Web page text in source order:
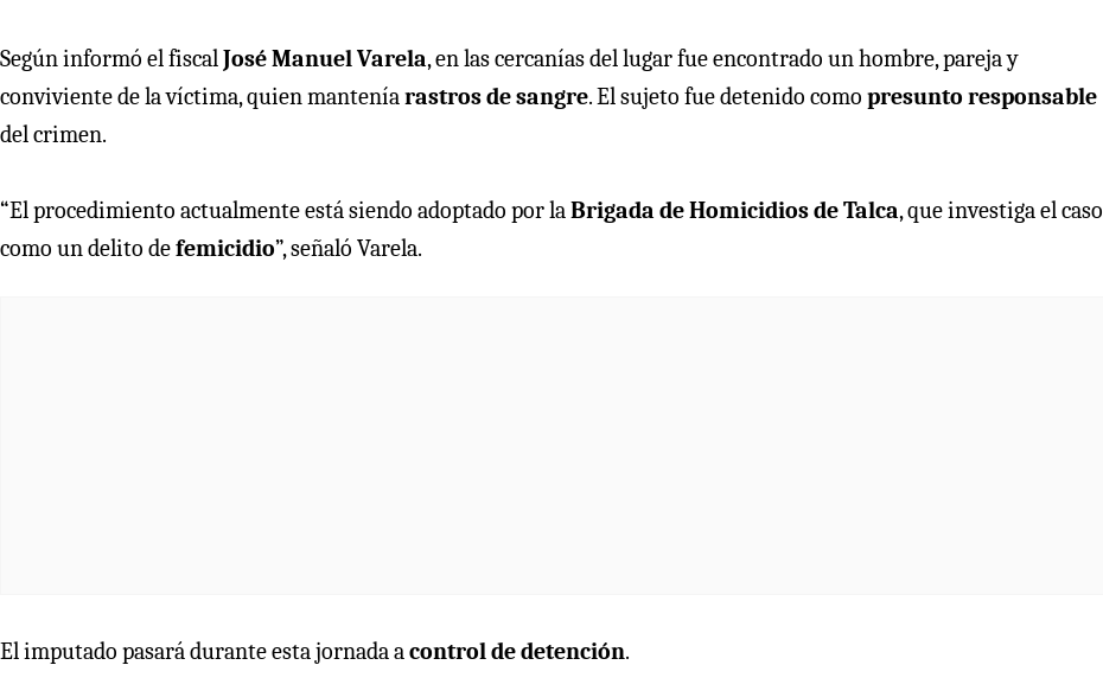
Según informó el fiscalJosé Manuel Varela, en las cercanías del lugar fue encontrado un hombre, pareja y
conviviente de la víctima, quien manteníarastros de sangre. El sujeto fue detenido como presunto responsable
del crimen.
“El procedimiento actualmente está siendo adoptado por laBrigada de Homicidios de Talca, que investiga el caso
como un delito defemicidio”, señaló Varela.
El imputado pasará durante esta jornada acontrol de detención.